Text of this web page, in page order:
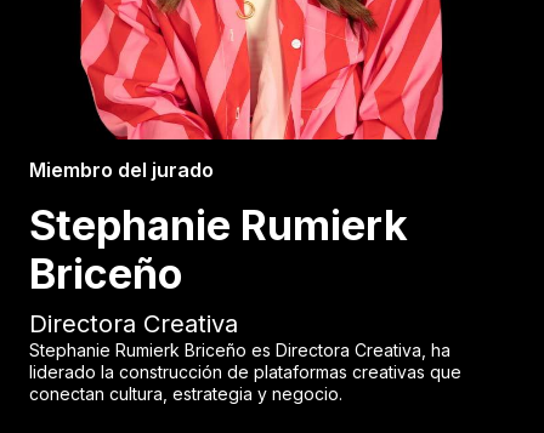
Miembro del jurado
Stephanie Rumierk
Briceño
Directora Creativa
Stephanie Rumierk Briceño es Directora Creativa, ha
liderado la construcción de plataformas creativas que
conectan cultura, estrategia y negocio.